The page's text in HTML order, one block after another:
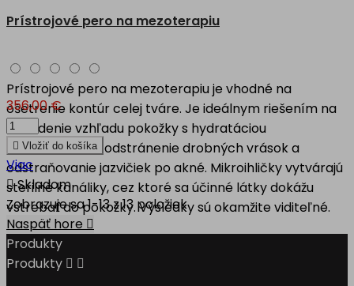
Prístrojové pero na mezoterapiu
Prístrojové pero na mezoterapiu je vhodné na
ošetrenie kontúr celej tváre. Je ideálnym riešením na
omladenie vzhľadu pokožky s hydratáciou
a revitalizáciou, odstránenie drobných vrások a
odstraňovanie jazvičiek po akné. Mikroihličky vytvárajú
sterilné kanáliky, cez ktoré sa účinné látky dokážu
vstrebať do pokožky. Výsledky sú okamžite viditeľné.
356,00 €
 Vložiť do košíka
Viac
Skladom
Zobrazuje sa 1-13 z 13 položiek
Naspäť hore 
Produkty
Produkty  